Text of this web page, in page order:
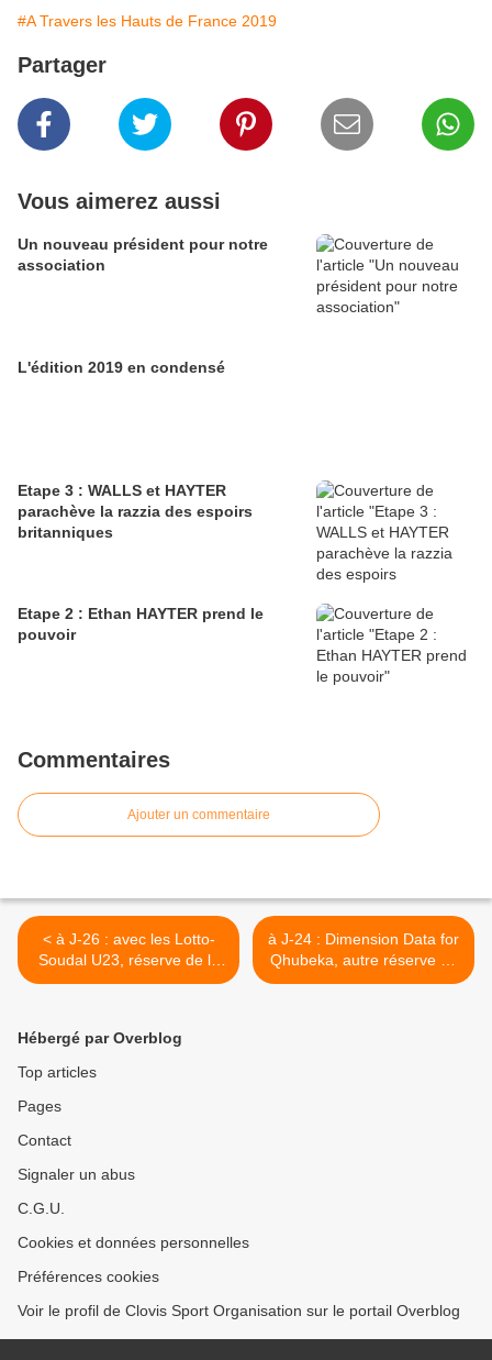
#A Travers les Hauts de France 2019
Partager
Vous aimerez aussi
Un nouveau président pour notre
association
L'édition 2019 en condensé
Etape 3 : WALLS et HAYTER
parachève la razzia des espoirs
britanniques
Etape 2 : Ethan HAYTER prend le
pouvoir
Commentaires
Ajouter un commentaire
< à J-26 : avec les Lotto-
Soudal U23, réserve de la
WorldTour
à J-24 : Dimension Data for
Qhubeka, autre réserve du
WorldTour >
Hébergé par Overblog
Top articles
Pages
Contact
Signaler un abus
C.G.U.
Cookies et données personnelles
Préférences cookies
Voir le profil de Clovis Sport Organisation sur le portail Overblog